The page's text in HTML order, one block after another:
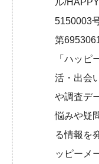
ル/
5150003
第
「ハッピ
活・出会
や調査デ
悩みや疑
る情報
ッピーメ